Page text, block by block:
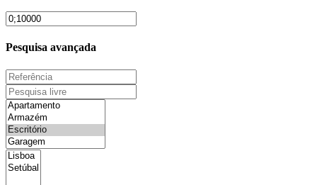
Pesquisa avançada